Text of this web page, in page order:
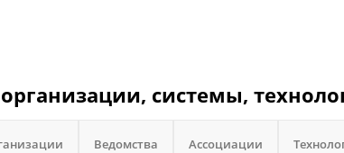
организации, системы,
Ведомства Ассоциации